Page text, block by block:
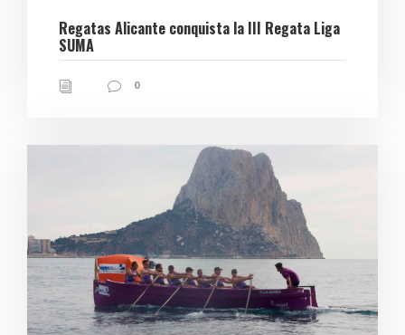
Regatas Alicante conquista la III Regata Liga
SUMA
0